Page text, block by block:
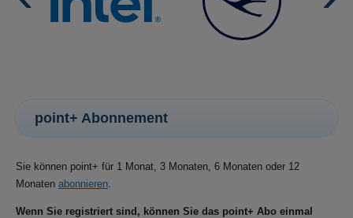
point+ Abonnement
Sie können point+ für 1 Monat, 3 Monaten, 6 Monaten oder 12
Monaten abonnieren
Wenn Sie registriert sind, können Sie das point+ Abo einmal